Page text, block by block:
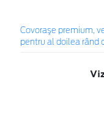
Covoraşe premium,
pentru al doilea rând